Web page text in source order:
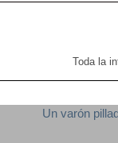
Toda la